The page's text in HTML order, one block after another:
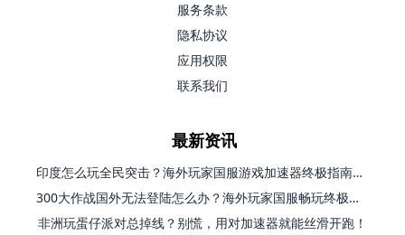
服务条款
隐私协议
应用权限
联系我们
最新资讯
印度怎么玩全民突击？海外玩家国服游戏加速器终极指南（附原神延迟优化+精灵之境加速器选择）
300大作战国外无法登陆怎么办？海外玩家国服畅玩终极指南（附实测推荐）
非洲玩蛋仔派对总掉线？别慌，用对加速器就能丝滑开跑！